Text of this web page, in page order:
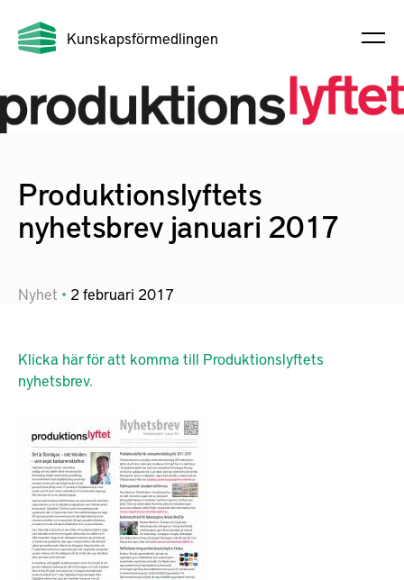
Kunskapsförmedlingen
Produktionslyftets
nyhetsbrev januari 2017
Nyhet 2februari 2017
Klicka här för att komma till Produktionslyftets
nyhetsbrev.